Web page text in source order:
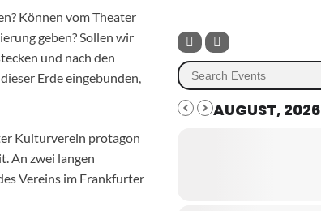
Können vom Theater
geben? Sollen wir
und nach den
Erde eingebunden,
Kulturverein protagon
An zwei langen
Vereins im Frankfurter
AUGUST, 2026